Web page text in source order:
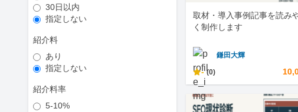
30日以内
指定しない
紹介料
あり
指定しない
紹介料率
5-10%
取材・導入事例記事を読み
く制作します
鎌田大輝
- (0)